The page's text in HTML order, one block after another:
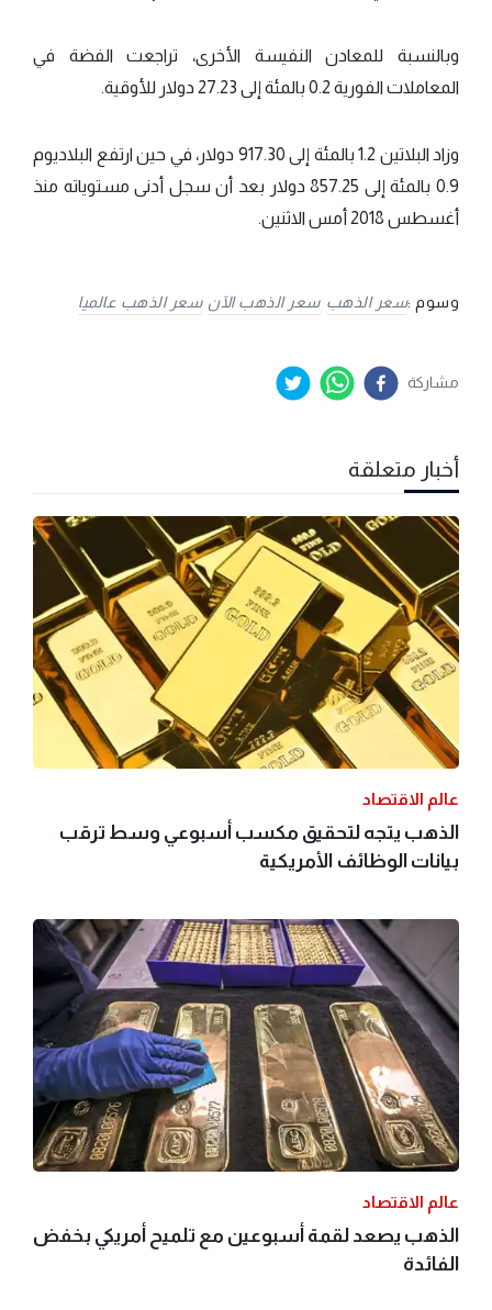
وبالنسبة للمعادن النفيسة الأخرى، تراجعت الفضة في
المعاملات الفورية 0.2 بالمئة إلى 27.23 دولار للأوقية.
وزاد البلاتين 1.2 بالمئة إلى 917.30 دولار، في حين ارتفع البلاديوم
0.9 بالمئة إلى 857.25 دولار بعد أن سجل أدنى مستوياته منذ
أغسطس 2018 أمس الاثنين.
وسوم :سعر الذهب سعر الذهب الآن سعر الذهب عالميا
مشاركة
أخبار متعلقة
عالم الاقتصاد
الذهب يتجه لتحقيق مكسب أسبوعي وسط ترقب
بيانات الوظائف الأمريكية
عالم الاقتصاد
الذهب يصعد لقمة أسبوعين مع تلميح أمريكي بخفض
الفائدة